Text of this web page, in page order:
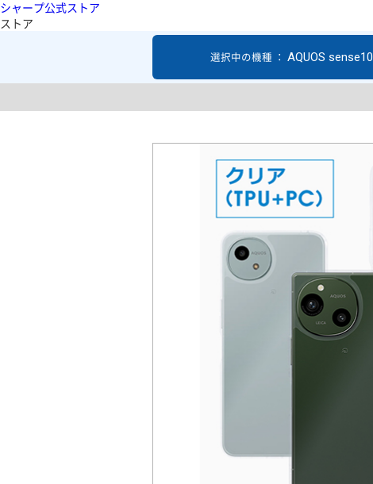
シャープ公式ストア
ストア
選択中の機種 ： AQUOS sense10